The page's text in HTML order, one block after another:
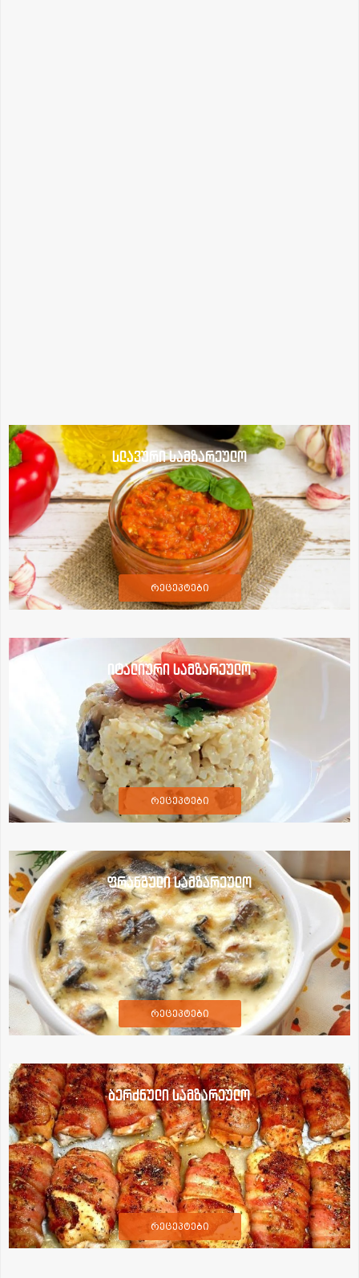
სლავური სამზარეულო
რეცეპტები
იტალიური სამზარეულო
რეცეპტები
ფრანგული სამზარეულო
რეცეპტები
ბერძნული სამზარეულო
რეცეპტები